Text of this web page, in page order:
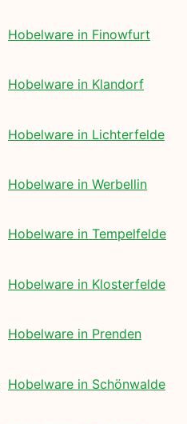
Hobelware in Finowfurt
Hobelware in Klandorf
Hobelware in Lichterfelde
Hobelware in Werbellin
Hobelware in Tempelfelde
Hobelware in Klosterfelde
Hobelware in Prenden
Hobelware in Schönwalde